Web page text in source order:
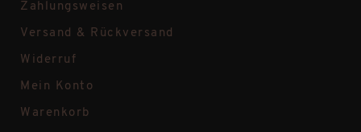
Zahlungsweisen
Versand & Rückversand
Widerruf
Mein Konto
Warenkorb